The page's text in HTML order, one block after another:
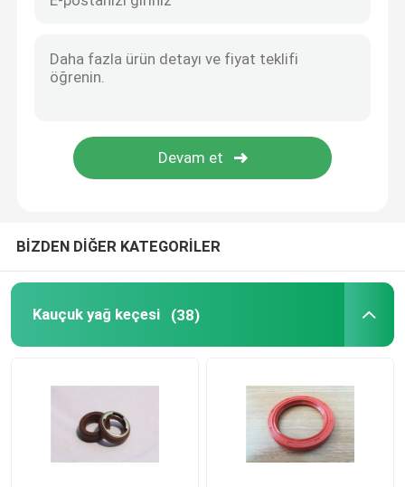
O-ring mühür
Kalıplı Kauçuk Parçaları
Metal Sızdırmazlık Yıkama Makinesi
İşlenmiş Metal parçalar
Metal Bağlantı Elemanları ve Bağlantı Elemanları
BİZDEN DİĞER KATEGORİLER
Kauçuk yağ keçesi (38)